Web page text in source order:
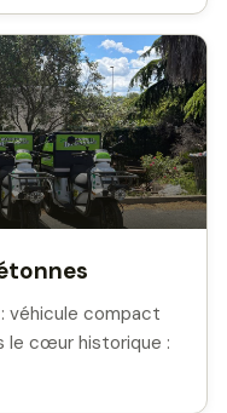
véhicule compact
le cœur historique :